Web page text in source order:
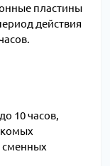
пластины
действия
10 часов,
сменных